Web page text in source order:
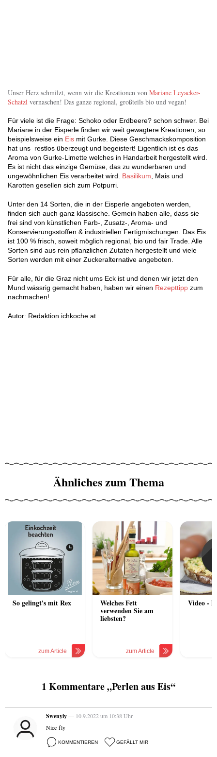
Unser Herz schmilzt, wenn wir die Kreationen von Mariane Leyacker-
Schatzl vernaschen! Das ganze regional, großteils bio und vegan!
Für viele ist die Frage: Schoko oder Erdbeere? schon schwer. Bei
Mariane in der Eisperle finden wir weit gewagtere Kreationen, so
beispielsweise ein Eis mit Gurke. Diese Geschmackskomposition
hat uns restlos überzeugt und begeistert! Eigentlich ist es das
Aroma von Gurke-Limette welches in Handarbeit hergestellt wird.
Es ist nicht das einzige Gemüse, das zu wunderbaren und
ungewöhnlichen Eis verarbeitet wird.
Basilikum , Mais und
Karotten gesellen sich zum Potpurri.
Unter den 14 Sorten, die in der Eisperle angeboten werden,
finden sich auch ganz klassische. Gemein haben alle, dass sie
frei sind von künstlichen Farb-, Zusatz-, Aroma- und
Konservierungsstoffen & industriellen Fertigmischungen. Das Eis
ist 100 % frisch, soweit möglich regional, bio und fair Trade. Alle
Sorten sind aus rein pflanzlichen Zutaten hergestellt und viele
Sorten werden mit einer Zuckeralternative angeboten.
Für alle, für die Graz nicht ums Eck ist und denen wir jetzt den
Mund wässrig gemacht haben, haben wir einen Rezepttipp zum
nachmachen!
Autor: Redaktion ichkoche.at
Ähnliches zum Thema
So gelingt's mit Rex
zum Article
Welches Fett
verwenden Sie am
liebsten?
zum Article
Video -
1 Kommentare „Perlen aus Eis“
Swenyly— 10.9.2022 um 10:38 Uhr
Nice fly
KOMMENTIEREN GEFÄLLT MIR